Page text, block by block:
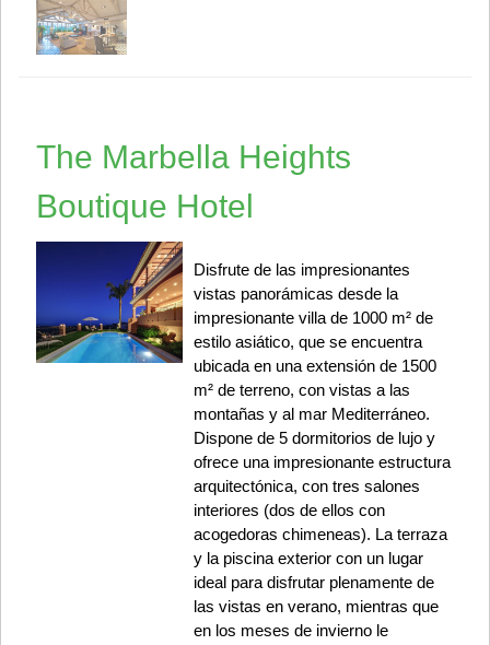
The Marbella Heights
Boutique Hotel
Disfrute de las impresionantes
vistas panorámicas desde la
impresionante villa de 1000 m² de
estilo asiático, que se encuentra
ubicada en una extensión de 1500
m² de terreno, con vistas a las
montañas y al mar Mediterráneo.
Dispone de 5 dormitorios de lujo y
ofrece una impresionante estructura
arquitectónica, con tres salones
interiores (dos de ellos con
acogedoras chimeneas). La terraza
y la piscina exterior con un lugar
ideal para disfrutar plenamente de
las vistas en verano, mientras que
en los meses de invierno le